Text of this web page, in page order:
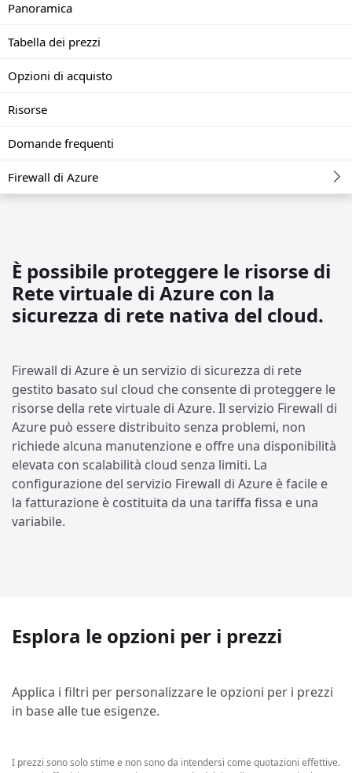
Panoramica
Tabella dei prezzi
Opzioni di acquisto
Risorse
Domande frequenti
Firewall di Azure
È possibile proteggere le risorse di
Rete virtuale di Azure con la
sicurezza di rete nativa del cloud.
Firewall di Azure è un servizio di sicurezza di rete
gestito basato sul cloud che consente di proteggere le
risorse della rete virtuale di Azure. Il servizio Firewall di
Azure può essere distribuito senza problemi, non
richiede alcuna manutenzione e offre una disponibilità
elevata con scalabilità cloud senza limiti. La
configurazione del servizio Firewall di Azure è facile e
la fatturazione è costituita da una tariffa fissa e una
variabile.
Esplora le opzioni per i prezzi
Applica i filtri per personalizzare le opzioni per i prezzi
in base alle tue esigenze.
I prezzi sono solo stime e non sono da intendersi come quotazioni effettive.